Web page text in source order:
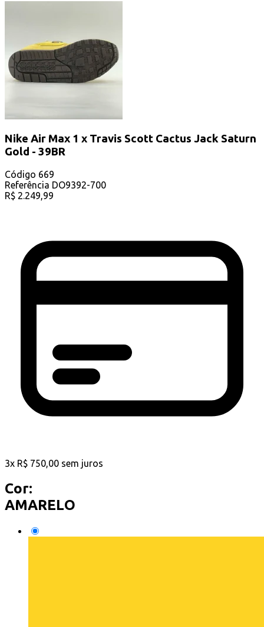
Nike Air Max 1 x Travis Scott Cactus Jack Saturn
Gold - 39BR
Código 669
Referência DO9392-700
R$ 2.249,99
3x R$ 750,00 sem juros
Cor:
AMARELO